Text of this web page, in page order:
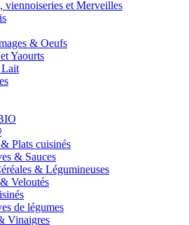
viennoiseries et Merveilles
& Oeufs
Yaourts
Plats cuisinés
& Sauces
& Légumineuses
Veloutés
de légumes
Vinaigres